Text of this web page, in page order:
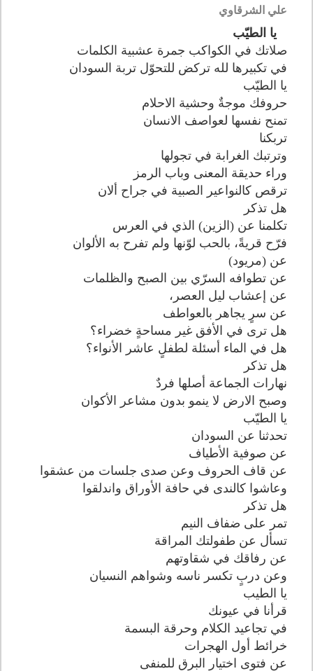
علي الشرقاوي
يا الطيّب
صلاتك في الكواكب جمرة عشبية الكلمات
في تكبيرها لله تركض للتحوّل تربة السودان
يا الطيّب
حروفك موجةٌ وحشية الاحلام
تمنح نفسها لعواصف الانسان
تربكنا
وترتبك الغرابة في تجولها
وراء حديقة المعنى وباب الرمز
ترقص كالنواعير الصبية في جراح ألان
هل تذكر
تكلمنا عن (الزين) الذي في العرس
فرّح قريةً، بالحب لوّنها ولم تفرح به الألوان
عن (مريود)
عن تطوافه السرّي بين الصبح والظلمات
عن إعشاب ليل العصر،
عن سرٍ يجاهر بالعواطف
هل ترى في الأفق غير مساحةٍ خضراء؟
هل في الماء أسئلة لطفلٍ عاشر الأنواء؟
هل تذكر
نهارات الجماعة أصلها فردٌ
وصبح الارض لا ينمو بدون مشاعر الأكوان
يا الطيّب
تحدثنا عن السودان
عن صوفية الأطياف
عن قاف الحروف وعن صدى جلسات من عشقوا
وعاشوا كالندى في حافة الأوراق واندلقوا
هل تذكر
تمر على ضفاف النيم
تسأل عن طفولتك المراقة
عن رفاقك في شقاوتهم
وعن دربٍ تكسر ناسه وشواهم النسيان
يا الطيب
قرأنا في عيونك
في تجاعيد الكلام وحرقة البسمة
خرائط أول الهجرات
عن فتوى اختيار البرق للمنفى